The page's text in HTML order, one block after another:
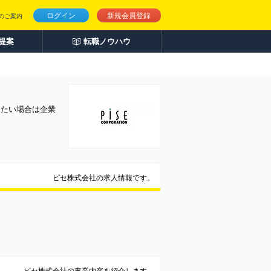
ログイン 新規会員登録
ご案内
案 転職ノウハウ
い場合は企業
ピセ株式会社の求人情報です。